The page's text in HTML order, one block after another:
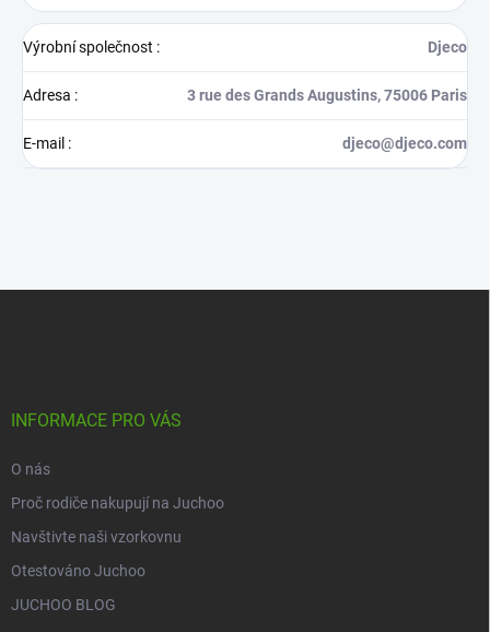
Výrobní společnost : Djeco
Adresa : 3 rue des Grands Augustins, 75006 Paris
E-mail : djeco@djeco.com
INFORMACE PRO VÁS
O nás
Proč rodiče nakupují na Juchoo
Navštivte naši vzorkovnu
Otestováno Juchoo
JUCHOO BLOG